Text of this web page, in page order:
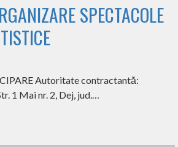
SPECTACOLE
Autoritate contractantă:
1 Mai nr. 2, Dej, jud.…